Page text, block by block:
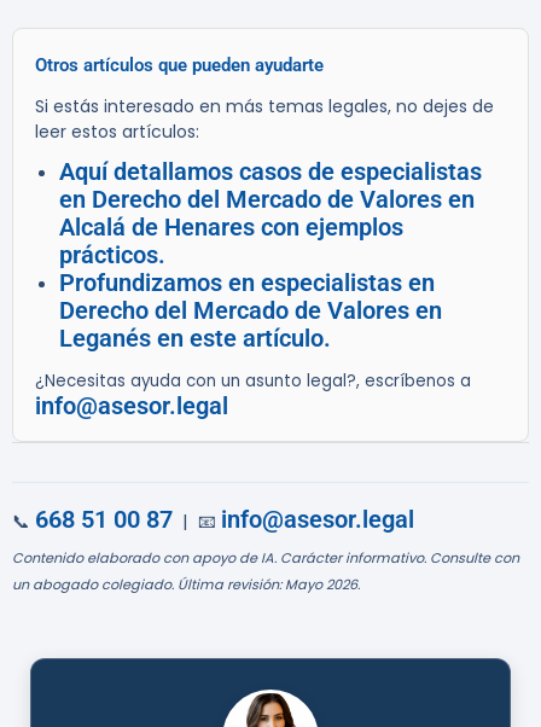
Otros artículos que pueden ayudarte
Si estás interesado en más temas legales, no dejes de
leer estos artículos:
Aquí detallamos casos de especialistas
en Derecho del Mercado de Valores en
Alcalá de Henares con ejemplos
prácticos.
Profundizamos en especialistas en
Derecho del Mercado de Valores en
Leganés en este artículo.
¿Necesitas ayuda con un asunto legal?, escríbenos a
info@asesor.legal
📞 668 51 00 87 | 📧 info@asesor.legal
Contenido elaborado con apoyo de IA. Carácter informativo. Consulte con
un abogado colegiado. Última revisión: Mayo 2026.